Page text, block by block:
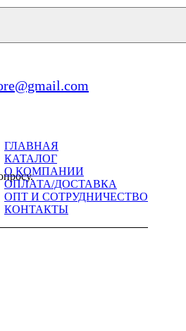
ГЛАВНАЯ
КАТАЛОГ
О КОМПАНИИ
ОПЛАТА/ДОСТАВКА
ОПТ И СОТРУДНИЧЕСТВО
КОНТАКТЫ